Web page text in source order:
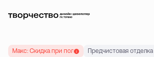
2-комнатная57.84 м
Макс: Скидка при полной оплате до 20 %
Предчистовая отделка